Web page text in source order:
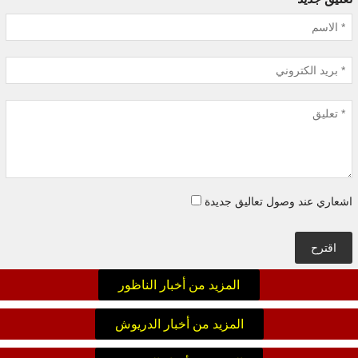
اشعاري عند وصول تعاليق جديدة
اقترح
المزيد من أخبار الناظور
المزيد من أخبار الدريوش